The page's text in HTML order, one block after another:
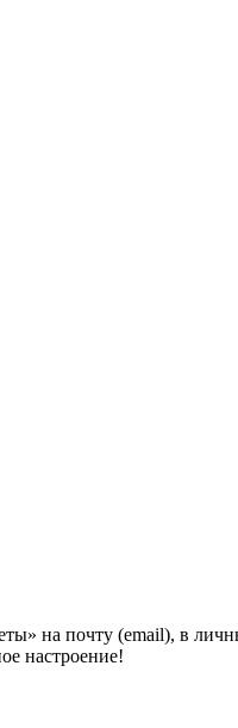
на почту (email), в
настроение!